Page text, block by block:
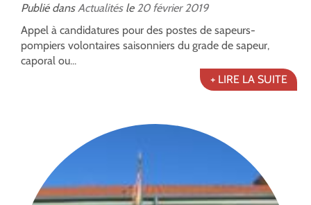
Publié dans Actualitésle 20 février 2019
Appel à candidatures pour des postes de sapeurs-
pompiers volontaires saisonniers du grade de sapeur,
caporal ou...
+ LIRE LA SUITE